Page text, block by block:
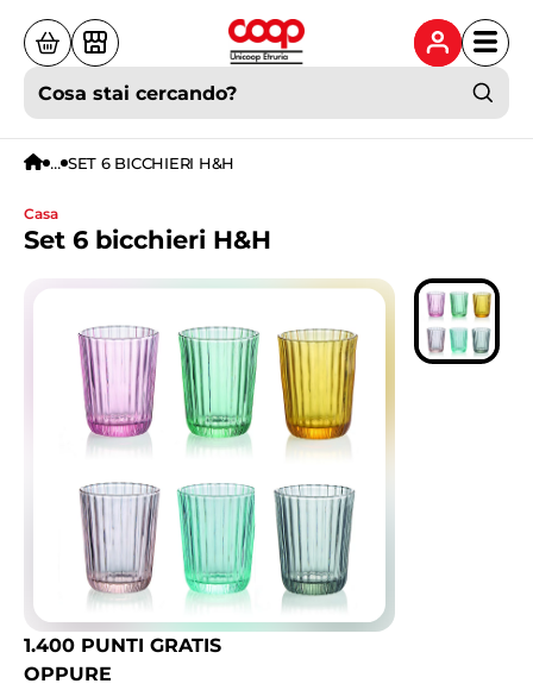
Cosa stai cercando?
... SET 6 BICCHIERI H&H
casa
Set 6 bicchieri H&H
1.400 PUNTI GRATIS
OPPURE